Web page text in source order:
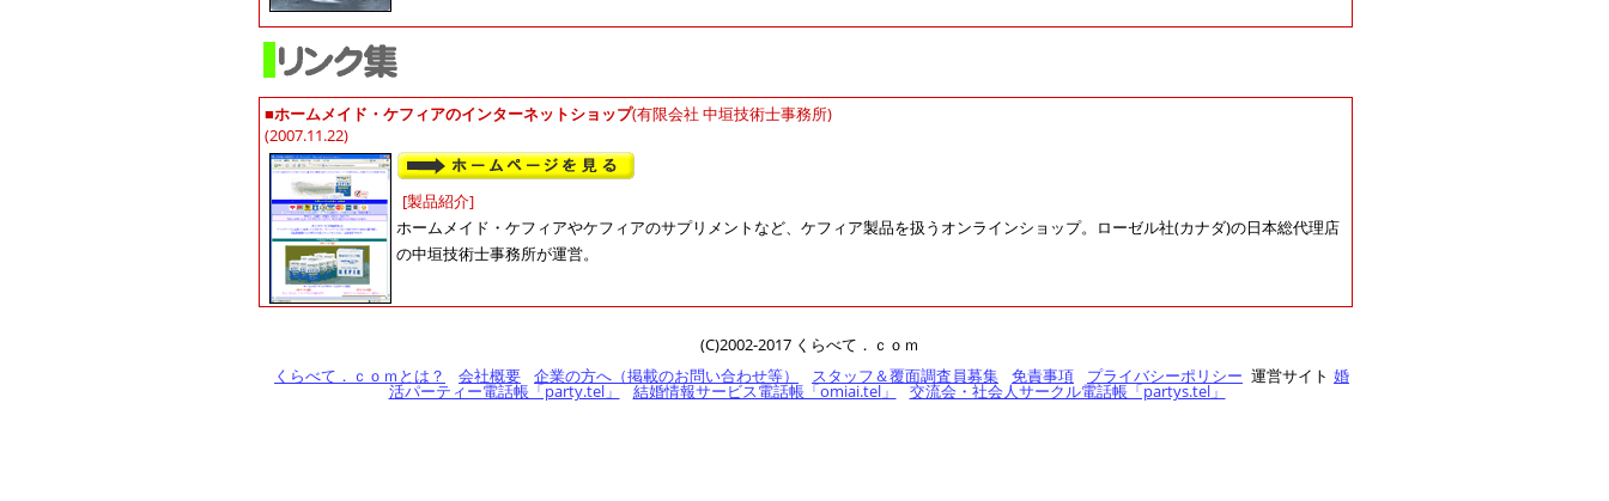
■ホームメイド・ケフィアのインターネットショップ(有限会社 中垣技術士事務所)
(2007.11.22)
[製品紹介]
ホームメイド・ケフィアやケフィアのサプリメントなど、ケフィア製品を扱うオンラインショップ。ローゼル社(カナダ)の日本総代理店
の中垣技術士事務所が運営。
(C)2002-2017 くらべて．ｃｏｍ
くらべて．ｃｏｍとは？
会社概要 企業の方へ（掲載のお問い合わせ等） スタッフ＆覆面調査員募集 免責事項 プライバシーポリシー 運営サイト 婚
活パーティー電話帳「party.tel」 結婚情報サービス電話帳「omiai.tel」 交流会・社会人サークル電話帳「partys.tel」